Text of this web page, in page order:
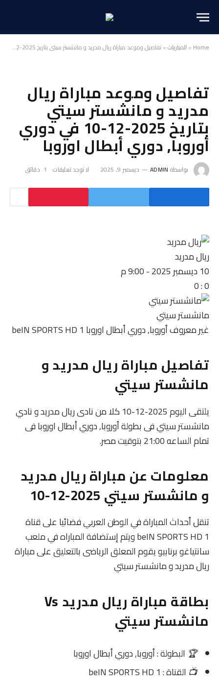
Home
» المباريات»تفاصيل وموعد مباراة ريال مدريد و مانشستر سيتي بتاريخ 2025-12-10 في دوري أوروبا, دوري أبطال اوروبا
تفاصيل وموعد مباراة ريال
مدريد و مانشستر سيتي
بتاريخ 2025-12-10 في دوري
أوروبا, دوري أبطال اوروبا
بواسطة ADMIN ديسمبر 9, 2025 لا توجد تعليقات 1 دقائق
ريال مدريد
10 ديسمبر 2025
-9:00 م
0
:
0
مانشستر سيتي
غير معروفأوروبا, دوري أبطال اوروبا beIN SPORTS HD 1
تفاصيل مباراة ريال مدريد و
مانشستر سيتي
يلتقى اليوم 2025-12-10 كلا من نادى ريال مدريد و نادي
مانشستر سيتي فى بطولة أوروبا, دوري أبطال اوروبا فى
تمام الساعه 21:00 بتوقيت مصر.
معلومات عن مباراة ريال مدريد
و مانشستر سيتي 2025-12-10
تنقل أحداث المباراة في الوطن العربي فضائيا على قناة
beIN SPORTS HD 1 ويتم إستضافة المباراه في ملعب
سانتياغو برنابيو يقوم المعلق الرياضى بالتعليق على مباراة
ريال مدريد و مانشستر سيتي
بطاقة مباراة ريال مدريد Vs
مانشستر سيتي
🏆 البطولة : أوروبا, دوري أبطال اوروبا
📺 القناة : beIN SPORTS HD 1